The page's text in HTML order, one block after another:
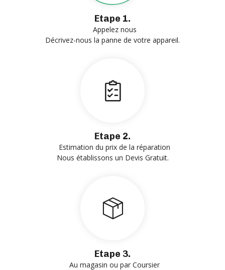
Etape 1.
Appelez nous
Décrivez-nous la panne de votre appareil.
Etape 2.
Estimation du prix de la réparation
Nous établissons un Devis Gratuit.
Etape 3.
Au magasin ou par Coursier